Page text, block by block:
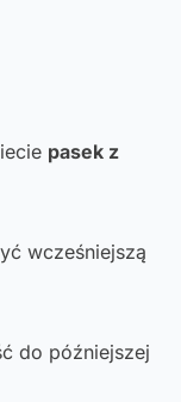
pasek z
wcześniejszą
do późniejszej